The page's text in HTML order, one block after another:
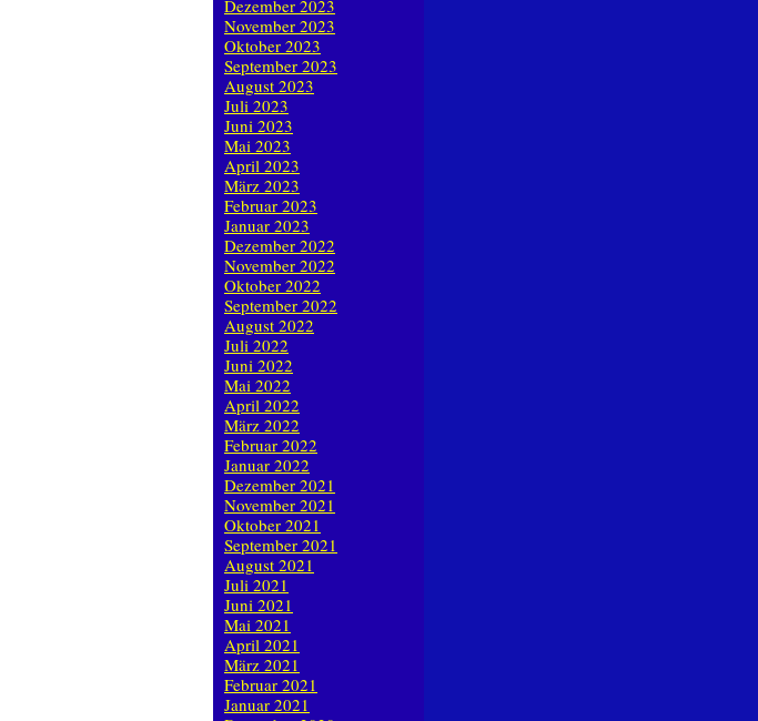
Dezember 2023
November 2023
Oktober 2023
September 2023
August 2023
Juli 2023
Juni 2023
Mai 2023
April 2023
März 2023
Februar 2023
Januar 2023
Dezember 2022
November 2022
Oktober 2022
September 2022
August 2022
Juli 2022
Juni 2022
Mai 2022
April 2022
März 2022
Februar 2022
Januar 2022
Dezember 2021
November 2021
Oktober 2021
September 2021
August 2021
Juli 2021
Juni 2021
Mai 2021
April 2021
März 2021
Februar 2021
Januar 2021